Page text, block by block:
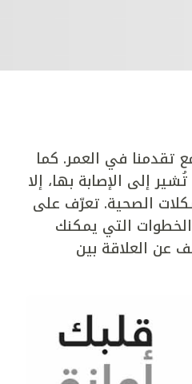
تقدمنا في العمر. كما
إلى الإصابة بها، إلا
الصحية. تعرّف على
التي يمكنك
عن العلاقة بين